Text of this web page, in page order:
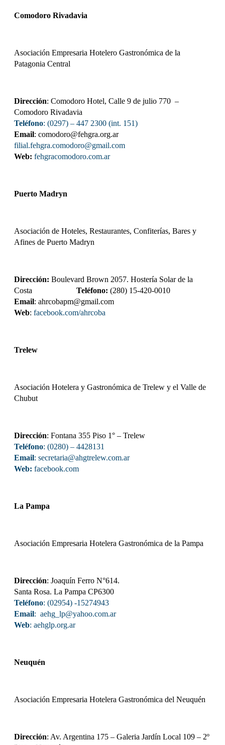
Comodoro Rivadavia
Asociación Empresaria Hotelero Gastronómica de la
Patagonia Central
Dirección: Comodoro Hotel, Calle 9 de julio 770 –
Comodoro Rivadavia
Teléfono: (0297) – 447 2300 (int. 151)
Email: comodoro@fehgra.org.ar
filial.fehgra.comodoro@gmail.com
Web: fehgracomodoro.com.ar
Puerto Madryn
Asociación de Hoteles, Restaurantes, Confiterías, Bares y
Afines de Puerto Madryn
Dirección: Boulevard Brown 2057. Hostería Solar de la
Costa Teléfono: (280) 15-420-0010
Email: ahrcobapm@gmail.com
Web: facebook.com/ahrcoba
Trelew
Asociación Hotelera y Gastronómica de Trelew y el Valle de
Chubut
Dirección: Fontana 355 Piso 1° – Trelew
Teléfono: (0280) – 4428131
Email: secretaria@ahgtrelew.com.ar
Web: facebook.com
La Pampa
Asociación Empresaria Hotelera Gastronómica de la Pampa
Dirección: Joaquín Ferro N°614.
Santa Rosa. La Pampa CP6300
Teléfono: (02954) -15274943
Email: aehg_lp@yahoo.com.ar
Web: aehglp.org.ar
Neuquén
Asociación Empresaria Hotelera Gastronómica del Neuquén
Dirección: Av. Argentina 175 – Galeria Jardín Local 109 – 2º